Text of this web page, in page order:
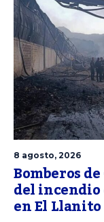
8 agosto, 2026
Bomberos
del incendio
en El Llanito